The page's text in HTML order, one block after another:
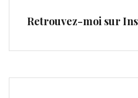
Retrouvez-moi sur